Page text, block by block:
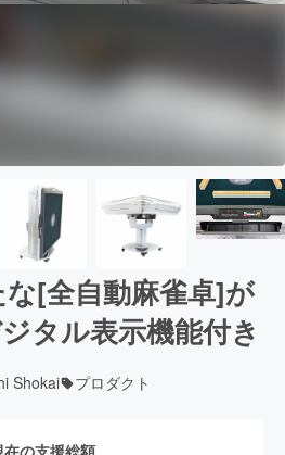
な[全自動麻雀卓]が
タル表示機能付き
Shokai プロダクト